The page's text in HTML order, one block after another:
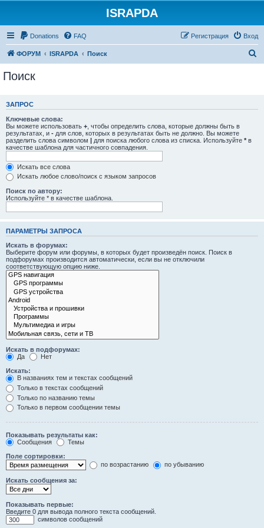
ISRAPDA
Donations FAQ Вход
Регистрация
ФОРУМ ISRAPDA Поиск
к
Поиск
ЗАПРОС
Ключевые слова:
Вы можете использовать + , чтобы определить слова, которые должны быть в
результатах, и - для слов, которых в результатах быть не должно. Вы можете
разделить слова символом | для поиска любого слова из списка. Используйте * в
качестве шаблона для частичного совпадения.
Искать все слова
Искать любое слово/поиск с языком запросов
Поиск по автору:
Используйте * в качестве шаблона.
ПАРАМЕТРЫ ЗАПРОСА
Искать в форумах:
Выберите форум или форумы, в которых будет произведён поиск. Поиск в
подфорумах производится автоматически, если вы не отключили
соответствующую опцию ниже.
Искать в подфорумах:
Да
Нет
Искать:
В названиях тем и текстах сообщений
Только в текстах сообщений
Только по названию темы
Только в первом сообщении темы
Показывать результаты как:
Сообщения
Темы
Поле сортировки:
по возрастанию
по убыванию
Искать сообщения за:
Показывать первые:
Введите 0 для вывода полного текста сообщений.
символов сообщений